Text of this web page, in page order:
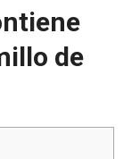
de